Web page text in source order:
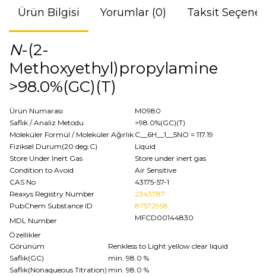
Ürün Bilgisi Yorumlar (0) Taksit
N-(2-
Methoxyethyl)propylamine
>98.0%(GC)(T)
Ürün Numarası
M0980
Saflık / Analiz Metodu
>98.0%(GC)(T)
Moleküler Formül / Moleküler Ağırlık C__6H__1__5NO = 117.19
Fiziksel Durum(20 deg.C)
Liquid
Store Under Inert Gas
Store under inert gas
Condition to Avoid
Air Sensitive
CAS No
43175-57-1
Reaxys Registry Number
2343787
PubChem Substance ID
87572958
MDL Number
MFCD00144830
Özellikler
Görünüm
Renkless to Light yellow clear liquid
Saflık(GC)
min. 98.0 %
Saflık(Nonaqueous Titration) min. 98.0 %